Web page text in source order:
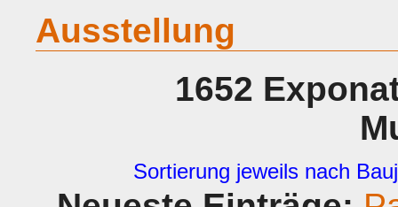
Ausstellung
1652
Sortierung jeweils nach